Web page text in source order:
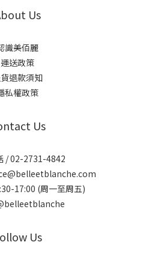
Us
識美佰麗
運送政策
退款須知
私權政策
Us
/ 02-2731-4842
17:00 (周一至周五)
Us